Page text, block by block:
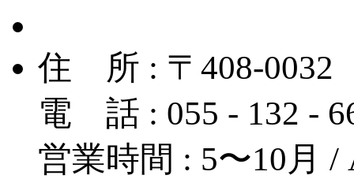
住 所 : 〒408-0032
電 話 : 055 - 132 -
営業時間 : 5〜10月